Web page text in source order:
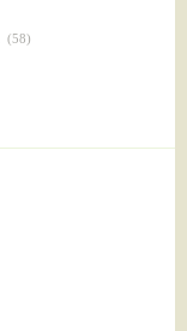
(58)